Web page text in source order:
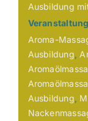
Ausbildung
Aroma-
Ausbildung,
Ausbildung,